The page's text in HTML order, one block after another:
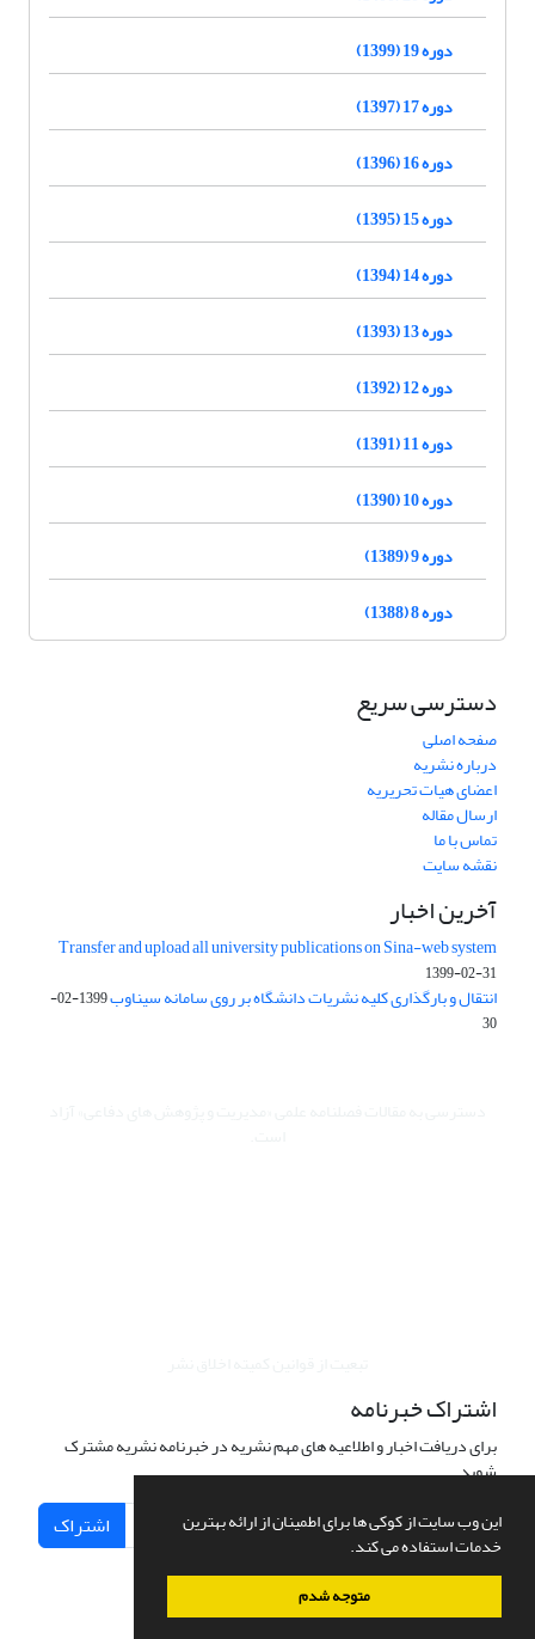
این وب سایت از کوکی ها برای اطمینان از ارائه بهترین
خدمات استفاده می کند.
متوجه شدم
دوره 19 (1399)
دوره 17 (1397)
دوره 16 (1396)
دوره 15 (1395)
دوره 14 (1394)
دوره 13 (1393)
دوره 12 (1392)
دوره 11 (1391)
دوره 10 (1390)
دوره 9 (1389)
دوره 8 (1388)
دسترسی سریع
صفحه اصلی
درباره نشریه
اعضای هیات تحریریه
ارسال مقاله
تماس با ما
نقشه سایت
آخرین اخبار
Transfer and upload all university publications on Sina-web system
1399-02-31
انتقال و بارگذاری کلیه نشریات دانشگاه بر روی سامانه سیناوب
1399-02-
30
اشتراک خبرنامه
برای دریافت اخبار و اطلاعیه های مهم نشریه در خبرنامه نشریه مشترک
شوید.
اشتراک